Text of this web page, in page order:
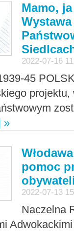
Mamo,
2022-07-16
45
»
pomoc
2022-07-13
Naczelna
Adwokackimi